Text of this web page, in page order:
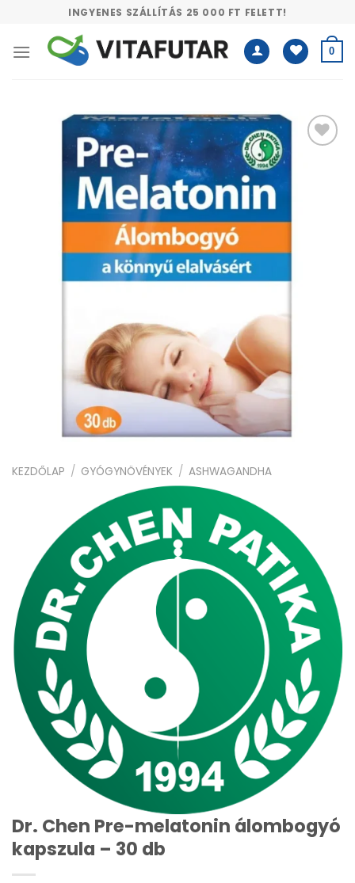
content
INGYENES SZÁLLÍTÁS 25 000 FT FELETT!
0
Kívánságlistához
KEZDŐLAP / GYÓGYNÖVÉNYEK / ASHWAGANDHA
Dr. Chen Pre-melatonin álombogyó
kapszula – 30 db